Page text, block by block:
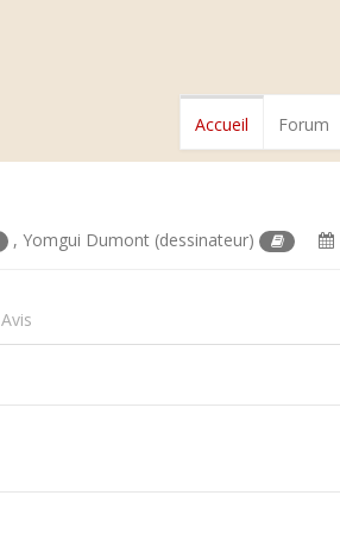
Accueil Forum
,Yomgui Dumont (dessinateur)
Avis